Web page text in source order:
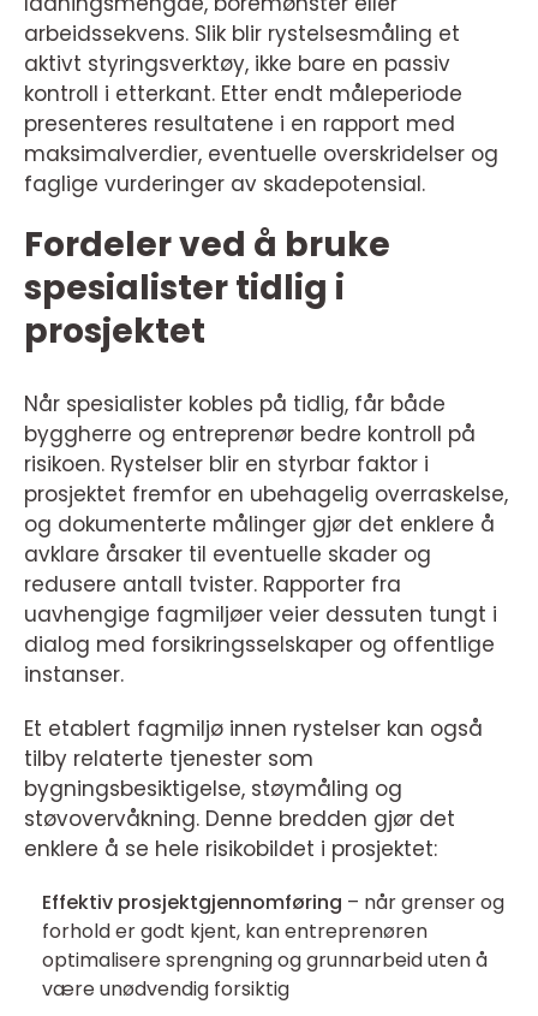
arbeidssekvens. Slik blir rystelsesmåling et
aktivt styringsverktøy, ikke bare en passiv
kontroll i etterkant. Etter endt måleperiode
presenteres resultatene i en rapport med
maksimalverdier, eventuelle overskridelser og
faglige vurderinger av skadepotensial.
Fordeler ved å bruke
spesialister tidlig i
prosjektet
Når spesialister kobles på tidlig, får både
byggherre og entreprenør bedre kontroll på
risikoen. Rystelser blir en styrbar faktor i
prosjektet fremfor en ubehagelig overraskelse,
og dokumenterte målinger gjør det enklere å
avklare årsaker til eventuelle skader og
redusere antall tvister. Rapporter fra
uavhengige fagmiljøer veier dessuten tungt i
dialog med forsikringsselskaper og offentlige
instanser.
Et etablert fagmiljø innen rystelser kan også
tilby relaterte tjenester som
bygningsbesiktigelse, støymåling og
støvovervåkning. Denne bredden gjør det
enklere å se hele risikobildet i prosjektet:
Effektiv prosjektgjennomføring – når grenser og
forhold er godt kjent, kan entreprenøren
optimalisere sprengning og grunnarbeid uten å
være unødvendig forsiktig